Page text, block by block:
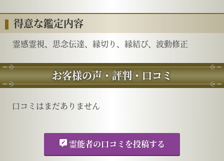
得意な鑑定内容
霊感霊視、思念伝達、縁切り、縁結び、波動修正
お客様の声・評判・口コミ
口コミはまだありません
霊能者の口コミを投稿する